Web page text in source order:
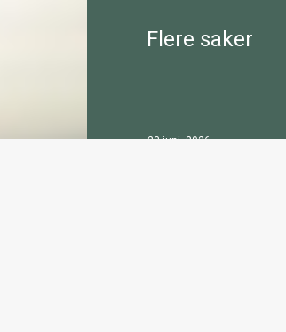
Flere saker
23 juni, 2026